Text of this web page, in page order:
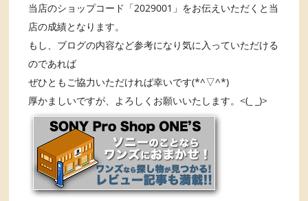
当店のショップコード「2029001」をお伝えいただくと当
店の成績となります。
もし、ブログの内容など参考になり気に入っていただける
のであれば
ぜひともご協力いただければ幸いです(*^▽^*)
厚かましいですが、よろしくお願いいたします。<(_ _)>